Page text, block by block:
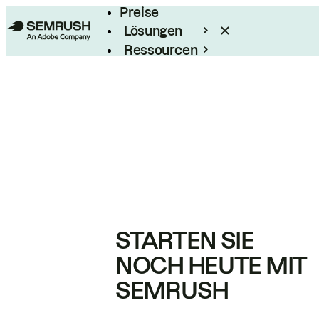
Preise
Lösungen
Ressourcen
STARTEN SIE
NOCH HEUTE MIT
SEMRUSH